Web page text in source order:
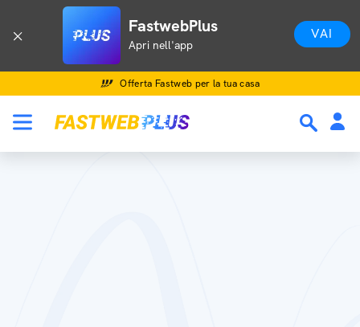
FastwebPlus
Apri nell'app
VAI
Offerta Fastweb per la tua casa